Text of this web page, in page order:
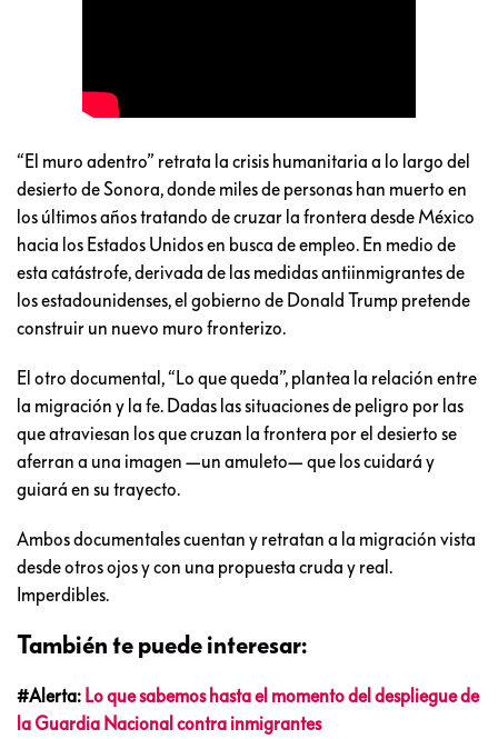
“El muro adentro” retrata la crisis humanitaria a lo largo del
desierto de Sonora, donde miles de personas han muerto en
los últimos años tratando de cruzar la frontera desde México
hacia los Estados Unidos en busca de empleo. En medio de
esta catástrofe, derivada de las medidas antiinmigrantes de
los estadounidenses, el gobierno de Donald Trump pretende
construir un nuevo muro fronterizo.
El otro documental, “Lo que queda”, plantea la relación entre
la migración y la fe. Dadas las situaciones de peligro por las
que atraviesan los que cruzan la frontera por el desierto se
aferran a una imagen —un amuleto— que los cuidará y
guiará en su trayecto.
Ambos documentales cuentan y retratan a la migración vista
desde otros ojos y con una propuesta cruda y real.
Imperdibles.
También te puede interesar:
#Alerta: Lo que sabemos hasta el momento del despliegue de
la Guardia Nacional contra inmigrantes